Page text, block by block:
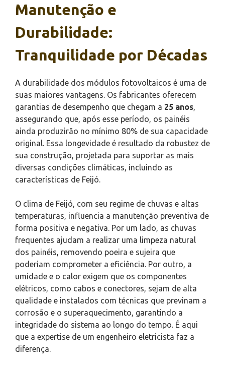
Manutenção e
Durabilidade:
Tranquilidade por Décadas
A durabilidade dos módulos fotovoltaicos é uma de
suas maiores vantagens. Os fabricantes oferecem
garantias de desempenho que chegam a 25 anos
assegurando que, após esse período, os painéis
ainda produzirão no mínimo 80% de sua capacidade
original. Essa longevidade é resultado da robustez de
sua construção, projetada para suportar as mais
diversas condições climáticas, incluindo as
características de Feijó.
O clima de Feijó, com seu regime de chuvas e altas
temperaturas, influencia a manutenção preventiva de
forma positiva e negativa. Por um lado, as chuvas
frequentes ajudam a realizar uma limpeza natural
dos painéis, removendo poeira e sujeira que
poderiam comprometer a eficiência. Por outro, a
umidade e o calor exigem que os componentes
elétricos, como cabos e conectores, sejam de alta
qualidade e instalados com técnicas que previnam a
corrosão e o superaquecimento, garantindo a
integridade do sistema ao longo do tempo. É aqui
que a expertise de um engenheiro eletricista faz a
diferença.